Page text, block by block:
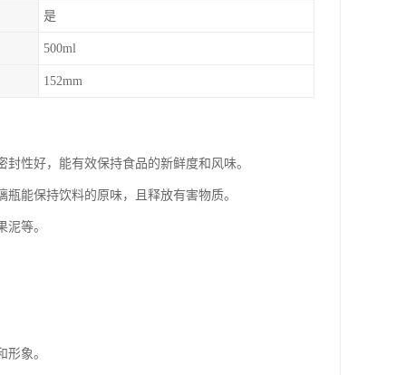
是
500ml
152mm
性好，能有效保持食品的新鲜度和风味。
能保持饮料的原味，且释放有害物质。
等。
象。